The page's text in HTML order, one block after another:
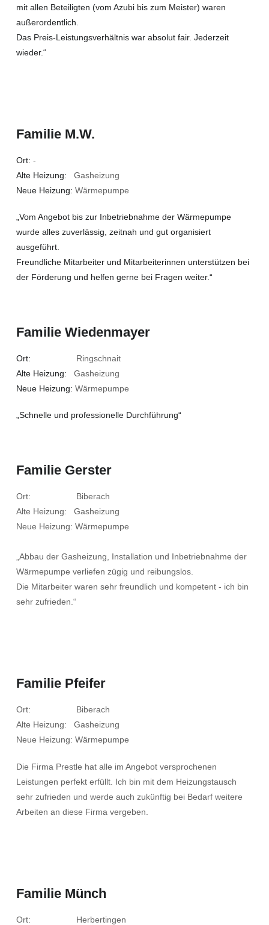
mit allen Beteiligten (vom Azubi bis zum Meister) waren
außerordentlich.
Das Preis-Leistungsverhältnis war absolut fair. Jederzeit
wieder.“
Familie M.W.
Ort: -
Alte Heizung: Gasheizung
Neue Heizung: Wärmepumpe
„Vom Angebot bis zur Inbetriebnahme der Wärmepumpe
wurde alles zuverlässig, zeitnah und gut organisiert
ausgeführt.
Freundliche Mitarbeiter und Mitarbeiterinnen unterstützen bei
der Förderung und helfen gerne bei Fragen weiter.“
Familie Wiedenmayer
Ort: Ringschnait
Alte Heizung: Gasheizung
Neue Heizung: Wärmepumpe
„Schnelle und professionelle Durchführung“
Familie Gerster
Ort: Biberach
Alte Heizung: Gasheizung
Neue Heizung: Wärmepumpe
„Abbau der Gasheizung, Installation und Inbetriebnahme der
Wärmepumpe verliefen zügig und reibungslos.
Die Mitarbeiter waren sehr freundlich und kompetent - ich bin
sehr zufrieden.“
Familie Pfeifer
Ort: Biberach
Alte Heizung: Gasheizung
Neue Heizung: Wärmepumpe
Die Firma Prestle hat alle im Angebot versprochenen
Leistungen perfekt erfüllt. Ich bin mit dem Heizungstausch
sehr zufrieden und werde auch zukünftig bei Bedarf weitere
Arbeiten an diese Firma vergeben.
Familie Münch
Ort: Herbertingen